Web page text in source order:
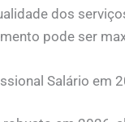
dos
pode ser
Salário em